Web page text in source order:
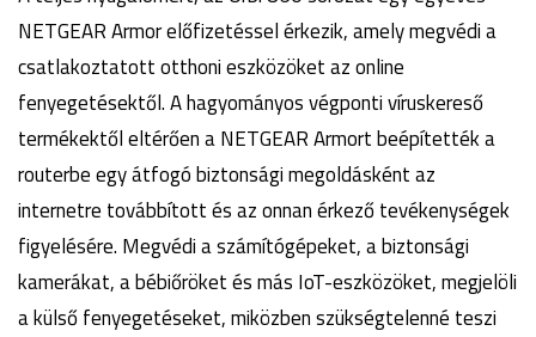
NETGEAR Armor előfizetéssel érkezik, amely megvédi a
csatlakoztatott otthoni eszközöket az online
fenyegetésektől. A hagyományos végponti víruskereső
termékektől eltérően a NETGEAR Armort beépítették a
routerbe egy átfogó biztonsági megoldásként az
internetre továbbított és az onnan érkező tevékenységek
figyelésére. Megvédi a számítógépeket, a biztonsági
kamerákat, a bébiőröket és más IoT-eszközöket, megjelöli
a külső fenyegetéseket, miközben szükségtelenné teszi